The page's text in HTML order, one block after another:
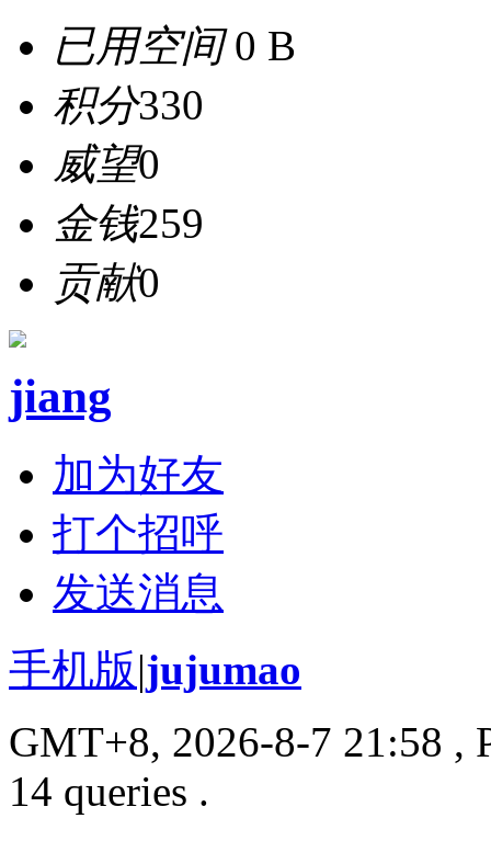
已用空间0 B
积分330
威望0
金钱259
贡献0
jiang
加为好友
打个招呼
发送消息
手机版|jujumao
GMT+8, 2026-8-7 21:58 ,
14 queries .